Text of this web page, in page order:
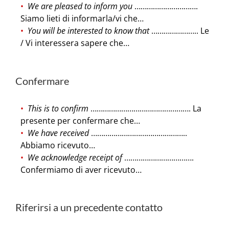
We are pleased to inform you ………………………….
Siamo lieti di informarla/vi che…
You will be interested to know that………………….. Le
/ Vi interessera sapere che…
Confermare
This is to confirm …………………………………………. La
presente per confermare che…
We have received………………………………………..
Abbiamo ricevuto…
We acknowledge receipt of…………………………….
Confermiamo di aver ricevuto…
Riferirsi a un precedente contatto